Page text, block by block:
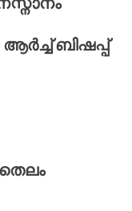
ബിഷപ്പ്